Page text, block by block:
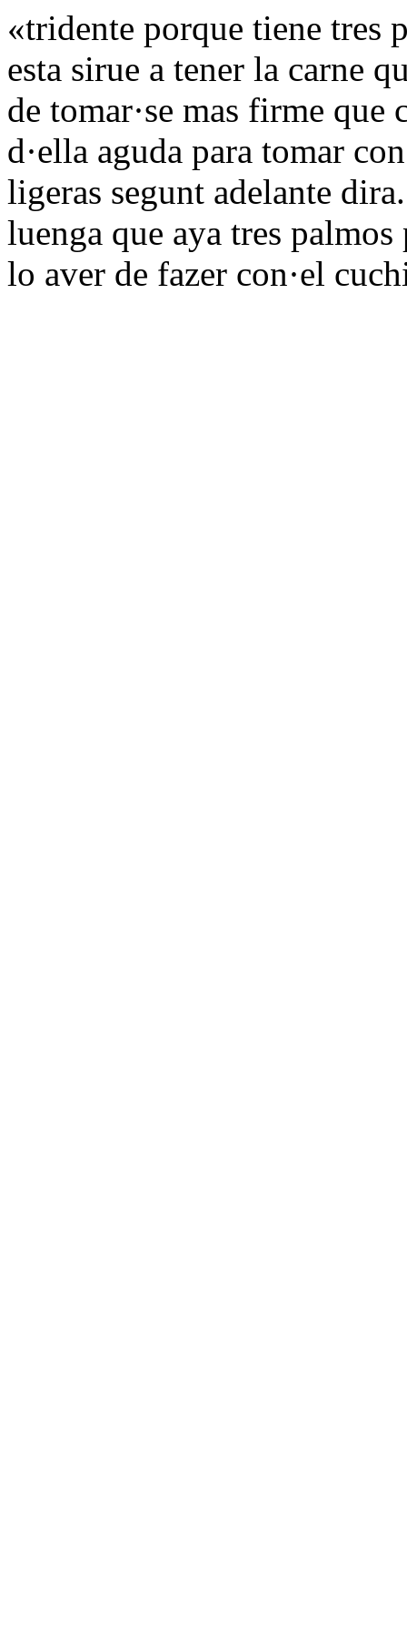
«tridente porque tiene tres
esta sirue a tener la carne
de tomar·se mas firme que
d·ella aguda para tomar
ligeras segunt adelante
luenga que aya tres
lo aver de fazer con·el